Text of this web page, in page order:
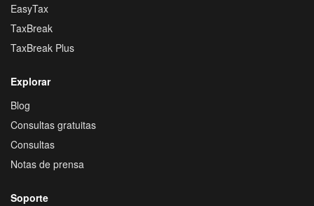
EasyTax
TaxBreak
TaxBreak Plus
Explorar
Blog
Consultas gratuitas
Consultas
Notas de prensa
Soporte